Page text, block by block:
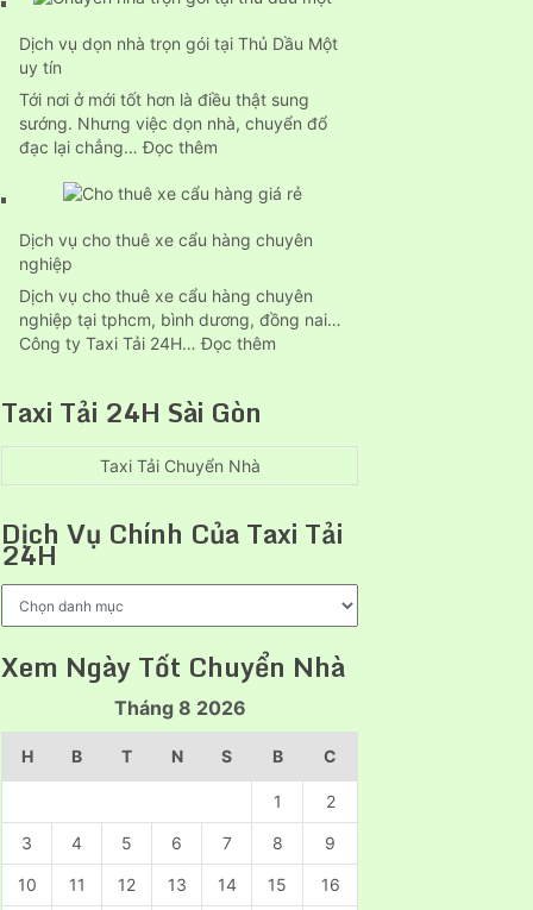
chuyển
của
24h
An
dương
Dịch vụ dọn nhà trọn gói tại Thủ Dầu Một
uy tín
Tới nơi ở mới tốt hơn là điều thật sung
sướng. Nhưng việc dọn nhà, chuyển đổ
đạc lại chẳng…Đọc thêm
vụ
nhà
gói
tại
Thủ
Dầu
uy
Dịch vụ cho thuê xe cẩu hàng chuyên
nghiệp
Dịch vụ cho thuê xe cẩu hàng chuyên
nghiệp tại tphcm, bình dương, đồng nai…
Công ty Taxi Tải 24H…Đọc thêm
cẩu
chuyên
Taxi Tải 24H Sài Gòn
Taxi Tải Chuyển Nhà
Dịch Vụ Chính Của Taxi Tải
24H
Của
24H
Xem Ngày Tốt Chuyển Nhà
Tháng 8 2026
H B T N S B C
1 2
3 4 5 6 7 8 9
10 11 12 13 14 15 16